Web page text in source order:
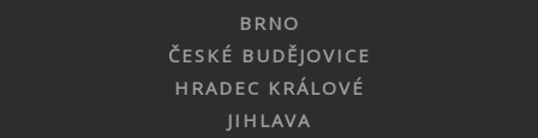
BRNO
ČESKÉ BUDĚJOVICE
HRADEC KRÁLOVÉ
JIHLAVA